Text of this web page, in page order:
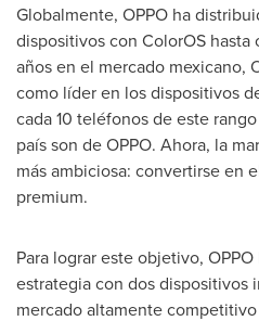
Globalmente, OPPO ha
dispositivos con ColorOS
años en el mercado mexicano,
como líder en los dispositivos
cada 10 teléfonos de este
país son de OPPO. Ahora, la
más ambiciosa: convertirse en
premium.
Para lograr este objetivo,
estrategia con dos dispositivos
mercado altamente